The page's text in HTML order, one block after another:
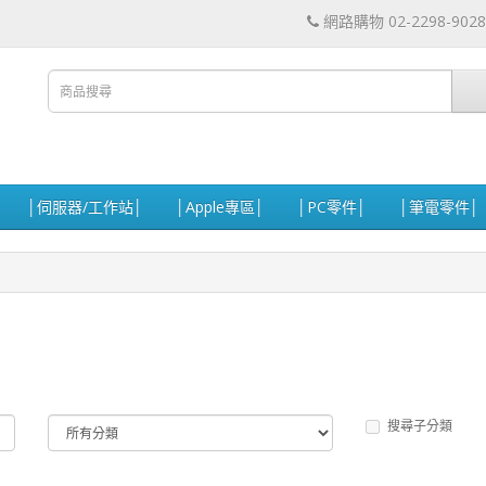
網路購物 02-2298-9028
│伺服器/工作站│ │Apple專區│ │PC零件│ │筆電零件│
搜尋子分類